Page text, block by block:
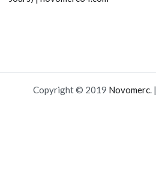
Copyright © 2019 Novomerc. |